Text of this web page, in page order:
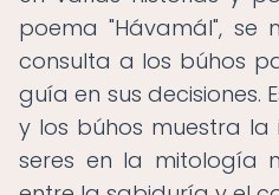
poema "Hávamál", se
consulta a los búhos
guía en sus decisiones.
y los búhos muestra
seres en la mitología